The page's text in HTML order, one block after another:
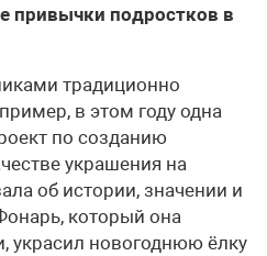
привычки подростков в
традиционно
в этом году одна
по созданию
украшения на
об истории, значении и
который она
украсил новогоднюю ёлку